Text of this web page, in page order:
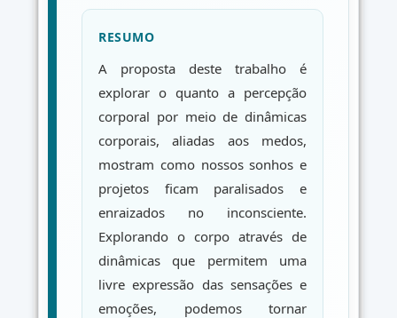
RESUMO
A proposta deste trabalho é
explorar o quanto a percepção
corporal por meio de dinâmicas
corporais, aliadas aos medos,
mostram como nossos sonhos e
projetos ficam paralisados e
enraizados no inconsciente.
Explorando o corpo através de
dinâmicas que permitem uma
livre expressão das sensações e
emoções, podemos tornar